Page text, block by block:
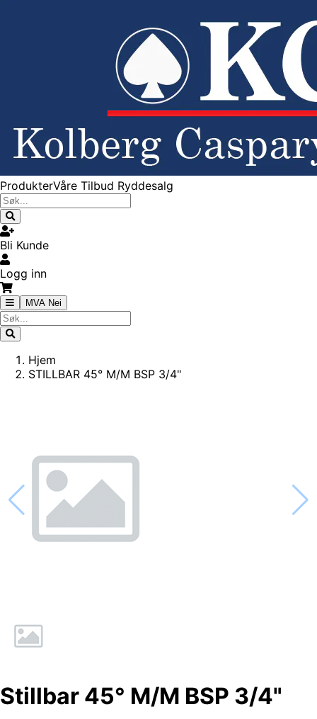
ProdukterVåre Tilbud Ryddesalg
Bli Kunde
Logg inn
MVA Nei
Hjem
STILLBAR 45° M/M BSP 3/4"
Stillbar 45° M/M BSP 3/4"